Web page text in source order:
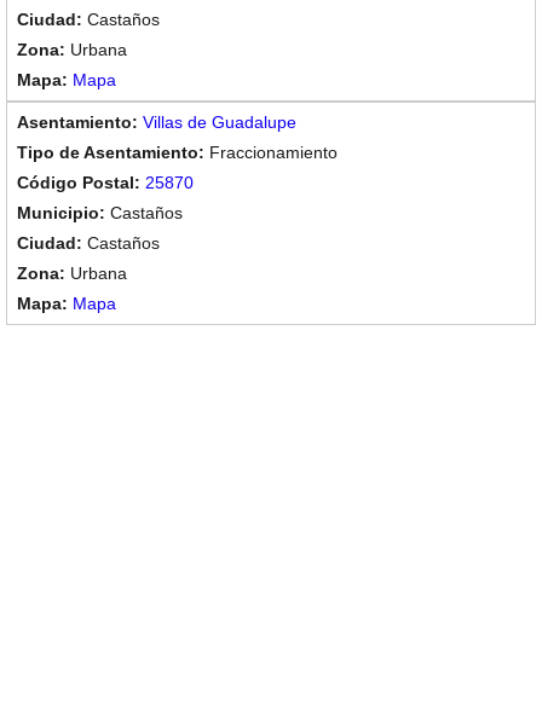
Castaños
Urbana
Mapa
Villas de Guadalupe
Fraccionamiento
25870
Castaños
Castaños
Urbana
Mapa